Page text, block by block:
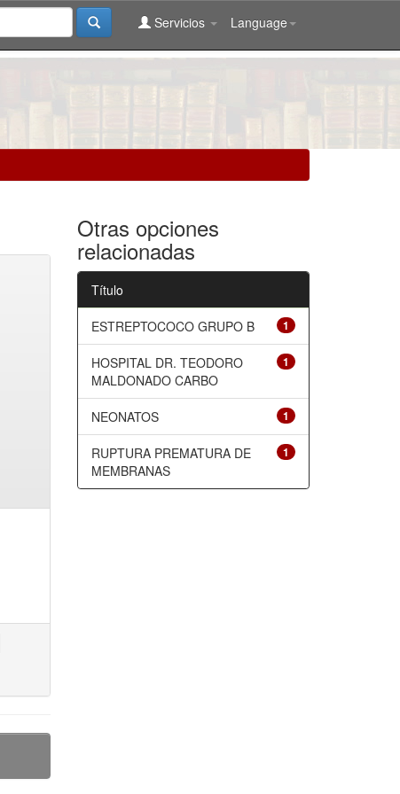
Language
Servicios
Otras opciones
relacionadas
Título
1
ESTREPTOCOCO GRUPO B
1
HOSPITAL DR. TEODORO
MALDONADO CARBO
1
NEONATOS
1
RUPTURA PREMATURA DE
MEMBRANAS